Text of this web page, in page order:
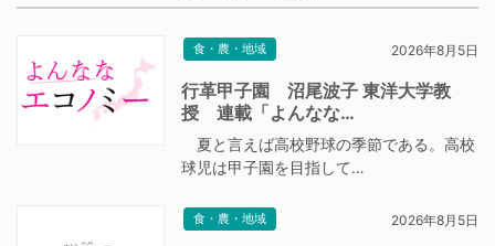
食・農・地域 2026年8月5日
行革甲子園 沼尾波子 東洋大学教
授 連載「よんなな…
夏と言えば高校野球の季節である。高校
球児は甲子園を目指して…
食・農・地域 2026年8月5日